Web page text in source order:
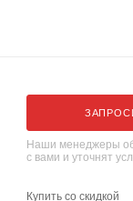
Наши менеджеры
с вами и уточнят
Купить со скидкой